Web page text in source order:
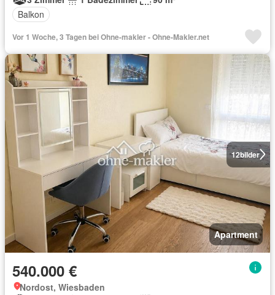
Balkon
Vor 1 Woche, 3 Tagen bei Ohne-makler - Ohne-Makler.net
12bilder
Apartment
540.000 €
Nordost, Wiesbaden